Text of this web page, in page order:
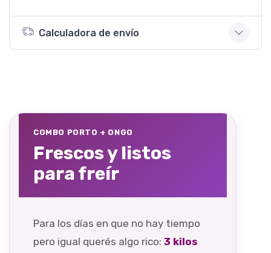
Calculadora de envío
COMBO PORTO + ONGO
Frescos y listos
para freír
Para los días en que no hay tiempo
pero igual querés algo rico: 3 kilos